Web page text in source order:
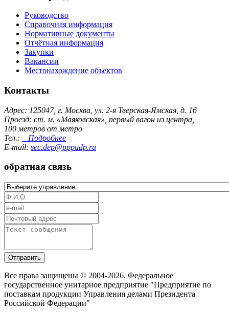
Руководство
Справочная информация
Нормативные документы
Отчётная информация
Закупки
Вакансии
Местонахождение объектов
Контакты
Адрес: 125047, г. Москва, ул. 2-я Тверская-Ямская, д. 16
Проезд: ст. м. «Маяковская», первый вагон из центра,
100 метров от метро
Тел.:
Подробнее
E-mail: sec.dep@pppudp.ru
обратная связь
Отправить
Все права защищены © 2004-2026. Федеральное
государственное унитарное предприятие "Предприятие по
поставкам продукции Управления делами Президента
Российской Федерации"